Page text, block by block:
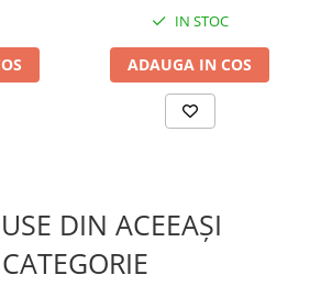
IN STOC
ADAUGA IN COS
DIN ACEEAȘI
CATEGORIE